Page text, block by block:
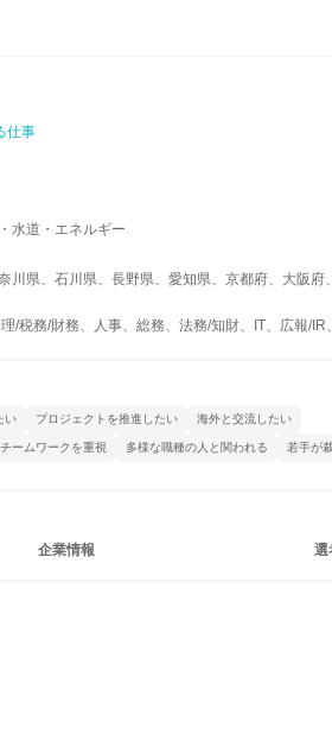
仕事
水道・エネルギー
県、石川県、長野県、愛知県、京都府、大阪府
/税務/財務、人事、総務、法務/知財、IT、広報/IR
い プロジェクトを推進したい 海外と交流したい
チームワークを重視 多様な職種の人と関われる 若手が
企業情報 選